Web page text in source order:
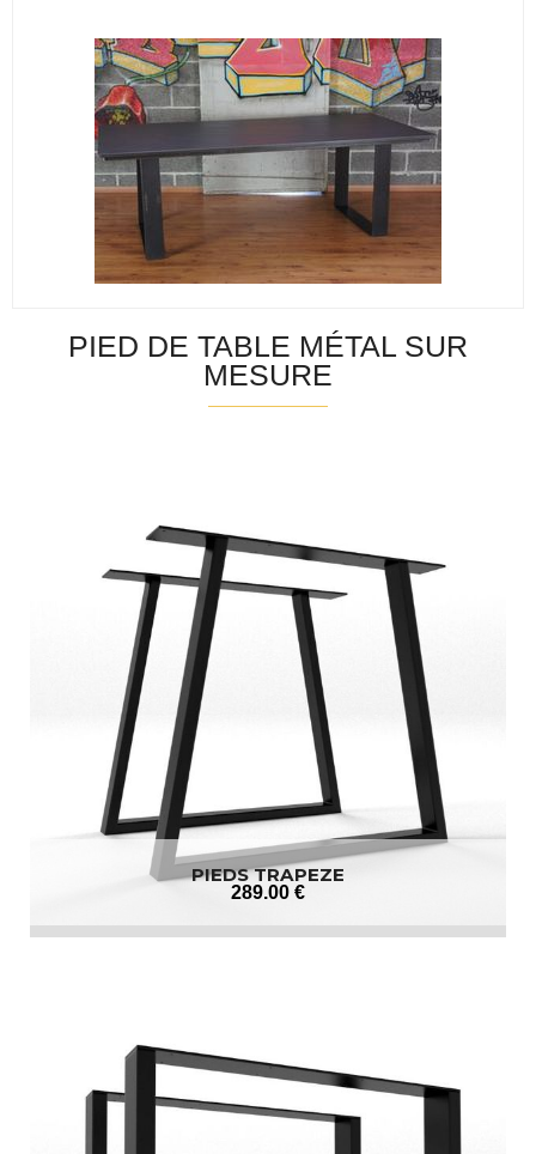
PIED DE TABLE MÉTAL SUR
MESURE
PIEDS TRAPEZE
289.00 €